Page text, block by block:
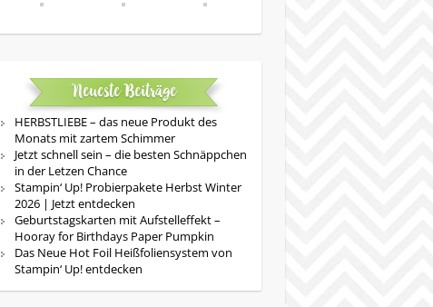
Neueste Beiträge
HERBSTLIEBE – das neue Produkt des
Monats mit zartem Schimmer
Jetzt schnell sein – die besten Schnäppchen
in der Letzen Chance
Stampin‘ Up! Probierpakete Herbst Winter
2026 | Jetzt entdecken
Geburtstagskarten mit Aufstelleffekt –
Hooray for Birthdays Paper Pumpkin
Das Neue Hot Foil Heißfoliensystem von
Stampin‘ Up! entdecken